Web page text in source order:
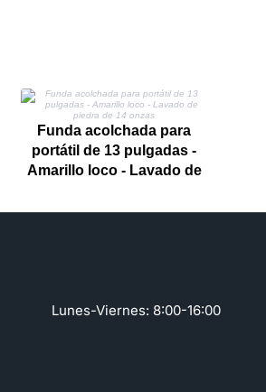
Funda acolchada para
portátil de 13 pulgadas -
Amarillo loco - Lavado de
Lunes-Viernes: 8:00-16:00